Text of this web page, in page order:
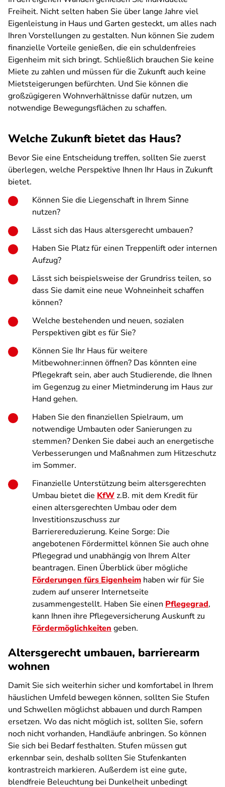
Freiheit. Nicht selten haben Sie über lange Jahre viel
Eigenleistung in Haus und Garten gesteckt, um alles nach
Ihren Vorstellungen zu gestalten. Nun können Sie zudem
finanzielle Vorteile genießen, die ein schuldenfreies
Eigenheim mit sich bringt. Schließlich brauchen Sie keine
Miete zu zahlen und müssen für die Zukunft auch keine
Mietsteigerungen befürchten. Und Sie können die
großzügigeren Wohnverhältnisse dafür nutzen, um
notwendige Bewegungsflächen zu schaffen.
Welche Zukunft bietet das Haus?
Bevor Sie eine Entscheidung treffen, sollten Sie zuerst
überlegen, welche Perspektive Ihnen Ihr Haus in Zukunft
bietet.
Können Sie die Liegenschaft in Ihrem Sinne
nutzen?
Lässt sich das Haus altersgerecht umbauen?
Haben Sie Platz für einen Treppenlift oder internen
Aufzug?
Lässt sich beispielsweise der Grundriss teilen, so
dass Sie damit eine neue Wohneinheit schaffen
können?
Welche bestehenden und neuen, sozialen
Perspektiven gibt es für Sie?
Können Sie Ihr Haus für weitere
Mitbewohner:innen öffnen? Das könnten eine
Pflegekraft sein, aber auch Studierende, die Ihnen
im Gegenzug zu einer Mietminderung im Haus zur
Hand gehen.
Haben Sie den finanziellen Spielraum, um
notwendige Umbauten oder Sanierungen zu
stemmen? Denken Sie dabei auch an energetische
Verbesserungen und Maßnahmen zum Hitzeschutz
im Sommer.
Finanzielle Unterstützung beim altersgerechten
Umbau bietet die KfWz.B. mit dem Kredit für
einen altersgerechten Umbau oder dem
Investitionszuschuss zur
Barrierereduzierung. Keine Sorge: Die
angebotenen Fördermittel können Sie auch ohne
Pflegegrad und unabhängig von Ihrem Alter
beantragen. Einen Überblick über mögliche
Förderungen fürs Eigenheim haben wir für Sie
zudem auf unserer Internetseite
zusammengestellt. Haben Sie einen Pflegegrad,
kann Ihnen ihre Pflegeversicherung Auskunft zu
Fördermöglichkeiten geben.
Altersgerecht umbauen, barrierearm
wohnen
Damit Sie sich weiterhin sicher und komfortabel in Ihrem
häuslichen Umfeld bewegen können, sollten Sie Stufen
und Schwellen möglichst abbauen und durch Rampen
ersetzen. Wo das nicht möglich ist, sollten Sie, sofern
noch nicht vorhanden, Handläufe anbringen. So können
Sie sich bei Bedarf festhalten. Stufen müssen gut
erkennbar sein, deshalb sollten Sie Stufenkanten
kontrastreich markieren. Außerdem ist eine gute,
blendfreie Beleuchtung bei Dunkelheit unbedingt